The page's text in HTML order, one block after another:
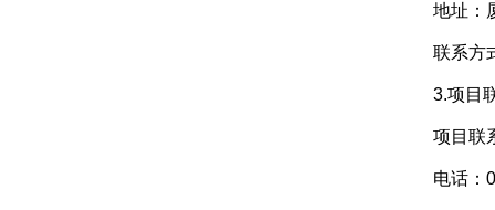
地址：厦
联系方式
3.项目联
项目联系
电话：